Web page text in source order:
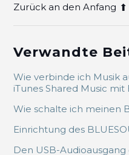
Zurück an den Anfang
Verwandte
Wie verbinde ich Musik
iTunes Shared Music mit
Wie schalte ich meinen
Einrichtung des
Den USB-Audioausgang